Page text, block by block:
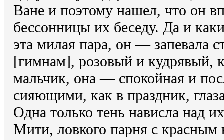
Ване и поэтому нашел, что он
бессонницы их беседу. Да и
эта милая пара, он — запевала
[гимнам], розовый и кудрявый,
мальчик, она — спокойная и
сияющими, как в праздник,
Одна только тень нависла над
Мити, ловкого парня с